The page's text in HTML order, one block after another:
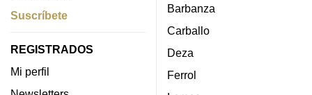
Suscríbete
REGISTRADOS
Mi perfil
Barbanza
Carballo
Deza
Ferrol